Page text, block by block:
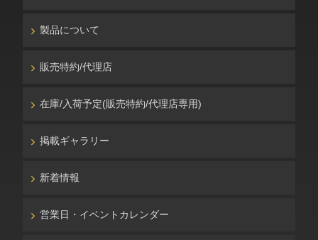
製品について
販売特約/代理店
在庫/入荷予定(販売特約/代理店専用)
掲載ギャラリー
新着情報
営業日・イベントカレンダー